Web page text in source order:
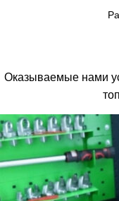
Оказываемые нами